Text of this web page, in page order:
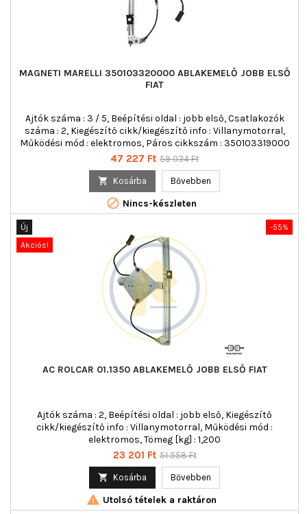
MAGNETI MARELLI 350103320000 ABLAKEMELŐ JOBB ELSŐ
FIAT
Ajtók száma : 3 / 5, Beépítési oldal : jobb első, Csatlakozók
száma : 2, Kiegészítő cikk/kiegészítő info : Villanymotorral,
Működési mód : elektromos, Páros cikkszám : 350103319000
Ár
47 227 Ft Normál
59 034 Ft
 Kosárba Bővebben
 Nincs-készleten
-55%
Új
Akciós!
AC ROLCAR 01.1350 ABLAKEMELŐ JOBB ELSŐ FIAT
Ajtók száma : 2, Beépítési oldal : jobb első, Kiegészítő
cikk/kiegészítő info : Villanymotorral, Működési mód :
elektromos, Tömeg [kg] : 1,200
Ár
23 201 Ft Normál
51 558 Ft
 Kosárba Bővebben
 Utolsó tételek a raktáron